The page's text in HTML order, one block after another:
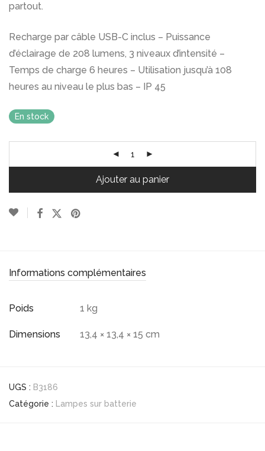
partout.
Recharge par câble USB-C inclus – Puissance
d’éclairage de 208 lumens, 3 niveaux d’intensité –
Temps de charge 6 heures – Utilisation jusqu’à 108
heures au niveau le plus bas – IP 45
En stock
Ajouter au panier
Informations complémentaires
Poids 1 kg
Dimensions 13,4 × 13,4 × 15 cm
UGS : B3186
Catégorie :
Lampes sur batterie